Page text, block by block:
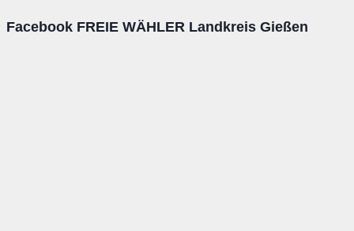
Facebook FREIE WÄHLER Landkreis Gießen